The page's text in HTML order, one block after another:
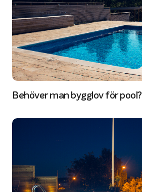
Behöver man bygglov för pool?